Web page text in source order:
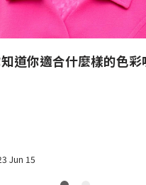
道你適合什麼樣的色彩
Jun 15